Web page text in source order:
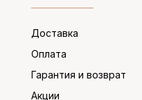
Доставка
Оплата
Гарантия и возврат
Акции